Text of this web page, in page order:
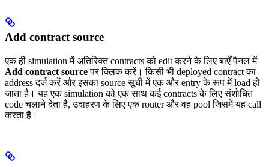
Add contract source
एक ही simulation में अतिरिक्त contracts को edit करने के लिए बाएँ पैनल में
Add contract sourceपर क्लिक करें। किसी भी deployed contract का
address दर्ज करें और इसका source सूची में एक और entry के रूप में load हो
जाता है। यह एक simulation को एक साथ कई contracts के लिए संशोधित
code चलाने देता है, उदाहरण के लिए एक router और वह pool जिसमें यह call
करता है।